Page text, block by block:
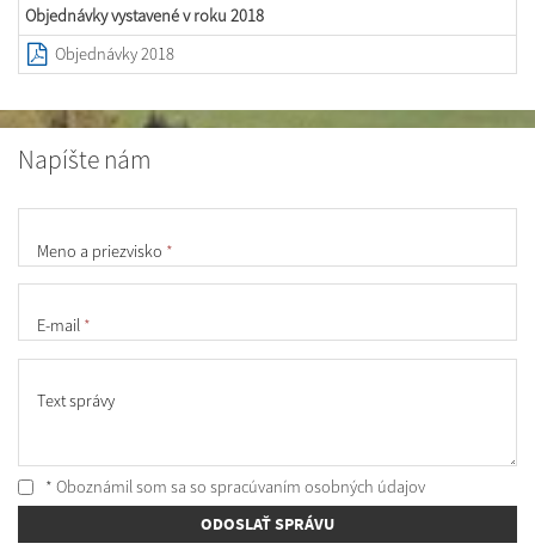
Objednávky vystavené v roku 2018
Objednávky 2018
Napíšte nám
Meno a priezvisko *
E-mail *
Text správy
* Oboznámil som sa so spracúvaním osobných údajov
ODOSLAŤ SPRÁVU